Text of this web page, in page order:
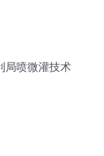
喷微灌技术